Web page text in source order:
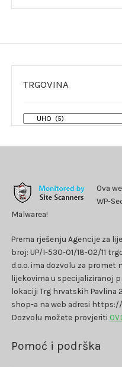
TRGOVINA
Ova
WP-
Malwarea!
Prema rješenju Agencije za
broj: UP/I-530-01/18-02/11
d.o.o. ima dozvolu za
lijekovima u specijaliziranoj
lokaciji Trg hrvatskih Pavlina
shop-a na web adresi
Dozvolu možete provjeriti
Pomoć i podrška